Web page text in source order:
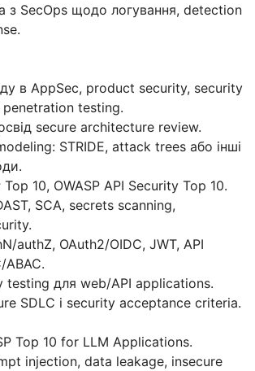
з SecOps щодо логування, detection
в AppSec, product security, security
testing.
secure architecture review.
STRIDE, attack trees або інші
Top 10, OWASP API Security Top 10.
SCA, secrets scanning,
authZ, OAuth2/OIDC, JWT, API
ABAC.
testing для web/API applications.
SDLC і security acceptance criteria.
Top 10 for LLM Applications.
injection, data leakage, insecure